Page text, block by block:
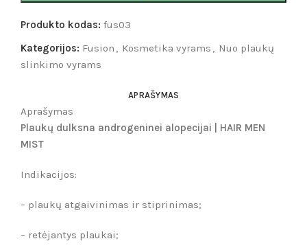
Produkto kodas: fus03
Kategorijos: Fusion , Kosmetika vyrams , Nuo plaukų
slinkimo vyrams
APRAŠYMAS
Aprašymas
Plaukų dulksna androgeninei alopecijai | HAIR MEN
MIST
Indikacijos:
– plaukų atgaivinimas ir stiprinimas;
– retėjantys plaukai;